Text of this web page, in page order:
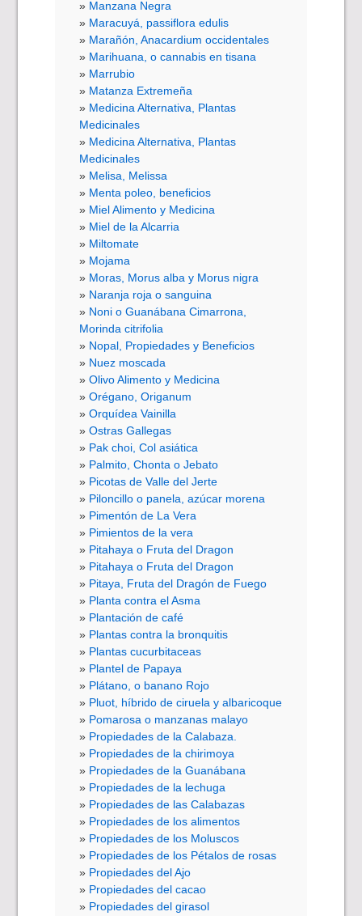
Manzana Negra
Maracuyá, passiflora edulis
Marañón, Anacardium occidentales
Marihuana, o cannabis en tisana
Marrubio
Matanza Extremeña
Medicina Alternativa, Plantas
Medicinales
Medicina Alternativa, Plantas
Medicinales
Melisa, Melissa
Menta poleo, beneficios
Miel Alimento y Medicina
Miel de la Alcarria
Miltomate
Mojama
Moras, Morus alba y Morus nigra
Naranja roja o sanguina
Noni o Guanábana Cimarrona,
Morinda citrifolia
Nopal, Propiedades y Beneficios
Nuez moscada
Olivo Alimento y Medicina
Orégano, Origanum
Orquídea Vainilla
Ostras Gallegas
Pak choi, Col asiática
Palmito, Chonta o Jebato
Picotas de Valle del Jerte
Piloncillo o panela, azúcar morena
Pimentón de La Vera
Pimientos de la vera
Pitahaya o Fruta del Dragon
Pitahaya o Fruta del Dragon
Pitaya, Fruta del Dragón de Fuego
Planta contra el Asma
Plantación de café
Plantas contra la bronquitis
Plantas cucurbitaceas
Plantel de Papaya
Plátano, o banano Rojo
Pluot, híbrido de ciruela y albaricoque
Pomarosa o manzanas malayo
Propiedades de la Calabaza.
Propiedades de la chirimoya
Propiedades de la Guanábana
Propiedades de la lechuga
Propiedades de las Calabazas
Propiedades de los alimentos
Propiedades de los Moluscos
Propiedades de los Pétalos de rosas
Propiedades del Ajo
Propiedades del cacao
Propiedades del girasol